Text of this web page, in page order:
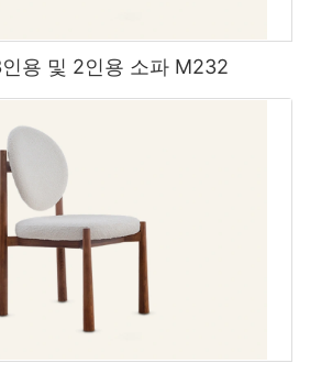
용 및 2인용 소파 M232